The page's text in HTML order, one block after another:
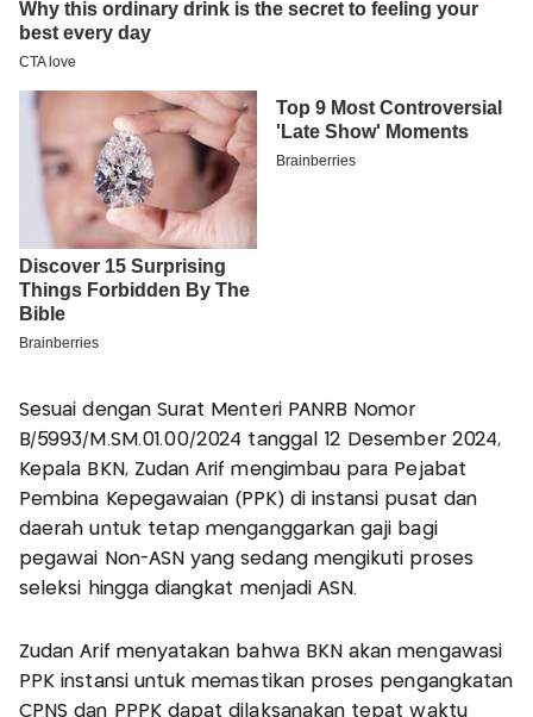
Sesuai dengan Surat Menteri PANRB Nomor
B/5993/M.SM.01.00/2024 tanggal 12 Desember 2024,
Kepala BKN, Zudan Arif mengimbau para Pejabat
Pembina Kepegawaian (PPK) di instansi pusat dan
daerah untuk tetap menganggarkan gaji bagi
pegawai Non-ASN yang sedang mengikuti proses
seleksi hingga diangkat menjadi ASN.
Zudan Arif menyatakan bahwa BKN akan mengawasi
PPK instansi untuk memastikan proses pengangkatan
CPNS dan PPPK dapat dilaksanakan tepat waktu